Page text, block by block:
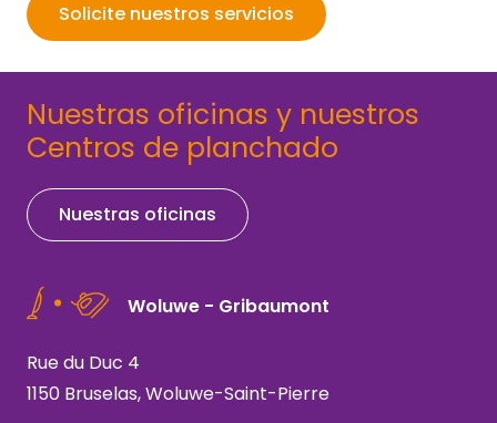
Solicite nuestros servicios
Nuestras oficinas y nuestros
Centros de planchado
Nuestras oficinas
Woluwe - Gribaumont
Rue du Duc 4
1150 Bruselas, Woluwe-Saint-Pierre